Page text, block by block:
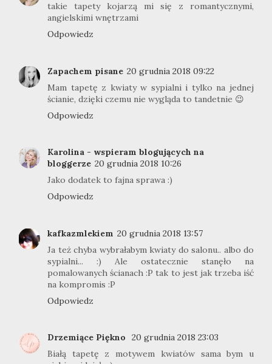
takie tapety kojarzą mi się z romantycznymi,
angielskimi wnętrzami
Odpowiedz
Zapachem pisane 20 grudnia 2018 09:22
Mam tapetę z kwiaty w sypialni i tylko na jednej
ścianie, dzięki czemu nie wygląda to tandetnie 😉
Odpowiedz
Karolina - wspieram blogujących na
bloggerze 20 grudnia 2018 10:26
Jako dodatek to fajna sprawa :)
Odpowiedz
kafkazmlekiem 20 grudnia 2018 13:57
Ja też chyba wybrałabym kwiaty do salonu.. albo do
sypialni... :) Ale ostatecznie stanęło na
pomalowanych ścianach :P tak to jest jak trzeba iść
na kompromis :P
Odpowiedz
Drzemiące Piękno
20 grudnia 2018 23:03
Białą tapetę z motywem kwiatów sama bym u